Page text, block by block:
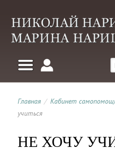
Главная / Кабинет
учиться
НЕ ХОЧУ